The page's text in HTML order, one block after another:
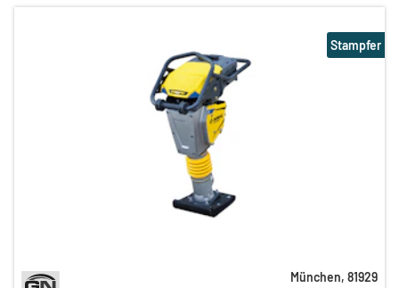
Stampfer
München, 81929